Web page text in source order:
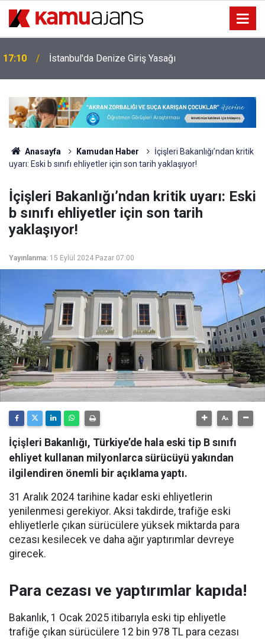
17:10 İstanbul'da Denize Giriş Yasağı
Anasayfa Kamudan Haber
İçişleri Bakanlığı’ndan kritik
uyarı: Eski b sınıfı ehliyetler için son tarih yaklaşıyor!
İçişleri Bakanlığı’ndan kritik uyarı: Eski
b sınıfı ehliyetler için son tarih
yaklaşıyor!
Yayınlanma: 15 Eylül 2024 Pazar 07:00
İçişleri Bakanlığı, Türkiye’de hala eski tip B sınıfı
ehliyet kullanan milyonlarca sürücüyü yakından
ilgilendiren önemli bir açıklama yaptı.
31 Aralık 2024 tarihine kadar eski ehliyetlerin
yenilenmesi gerekiyor. Aksi takdirde, trafiğe eski
ehliyetlerle çıkan sürücülere yüksek miktarda para
cezası kesilecek ve daha ağır yaptırımlar devreye
girecek.
Para cezası ve yaptırımlar kapıda!
Bakanlık, 1 Ocak 2025 itibarıyla eski tip ehliyetle
trafiğe çıkan sürücülere 12 bin 978 TL para cezası